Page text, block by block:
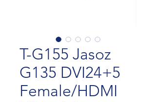
T-G155 Jasoz
G135 DVI24+5
Female/HDMI